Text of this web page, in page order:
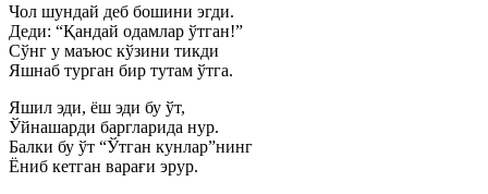
Чол шундай деб бошини эгди.
Деди: “Қандай одамлар ўтган!”
Сўнг у маъюс кўзини тикди
Яшнаб турган бир тутам ўтга.
Яшил эди, ёш эди бу ўт,
Ўйнашарди баргларида нур.
Балки бу ўт “Ўтган кунлар”нинг
Ёниб кетган варағи эрур.